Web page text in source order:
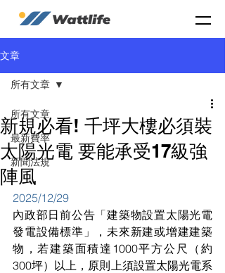
文章
所有文章
最新費率
新聞法規
所有文章
新規必看! 千坪大樓必須裝
太陽光電 要能承受17級強
陣風
2025/12/29
內政部日前公告「建築物設置太陽光電
發電設備標準」，未來新建或增建建築
物，若建築面積達1000平方公尺（約
300坪）以上，原則上須設置太陽光電系